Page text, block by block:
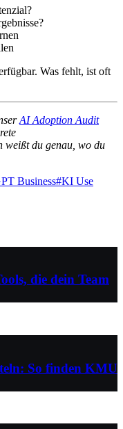
Was fehlt, ist oft
AI Adoption Audit
weißt du genau, wo du
Business#KI Use
die dein Team
So finden KMU